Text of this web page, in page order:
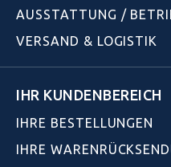
AUSSTATTUNG /
VERSAND & LOGISTIK
IHR KUNDENBEREICH
IHRE BESTELLUNGEN
IHRE